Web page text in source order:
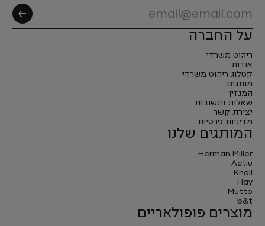
על החברה
ריהוט משרדי
אודות
קטלוג ריהוט משרדי
מותגים
המגזין
שאלות ותשובות
יצירת קשר
מדיניות פרטיות
המותגים שלנו
Herman Miller
Actiu
Knoll
Hay
Mutto
b&t
מוצרים פופולאריים